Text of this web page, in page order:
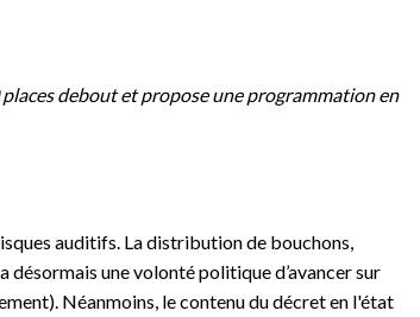
debout et propose une programmation en
auditifs. La distribution de bouchons,
désormais une volonté politique d’avancer sur
Néanmoins, le contenu du décret en l'état